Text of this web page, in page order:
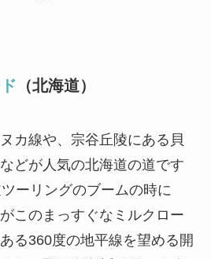
（北海道）
カ線や、宗谷丘陵にある貝
どが人気の北海道の道です
ーリングのブームの時に
このまっすぐなミルクロー
る360度の地平線を望める開